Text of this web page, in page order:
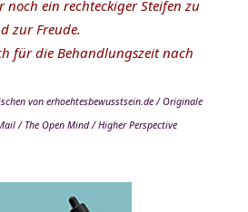
noch ein rechteckiger Steifen zu
zur Freude.
für die Behandlungszeit nach
von erhoehtesbewusstsein.de / Originale
/ The Open Mind / Higher Perspective